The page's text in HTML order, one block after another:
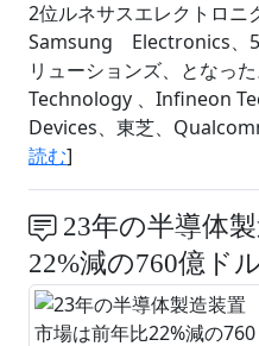
2位ルネサスエレクトロニ
Samsung Electronics、5
リューションズ、となっ
Technology 、Infineon
Devices、東芝、
読む]
23年の半導体
22%減の760億ド